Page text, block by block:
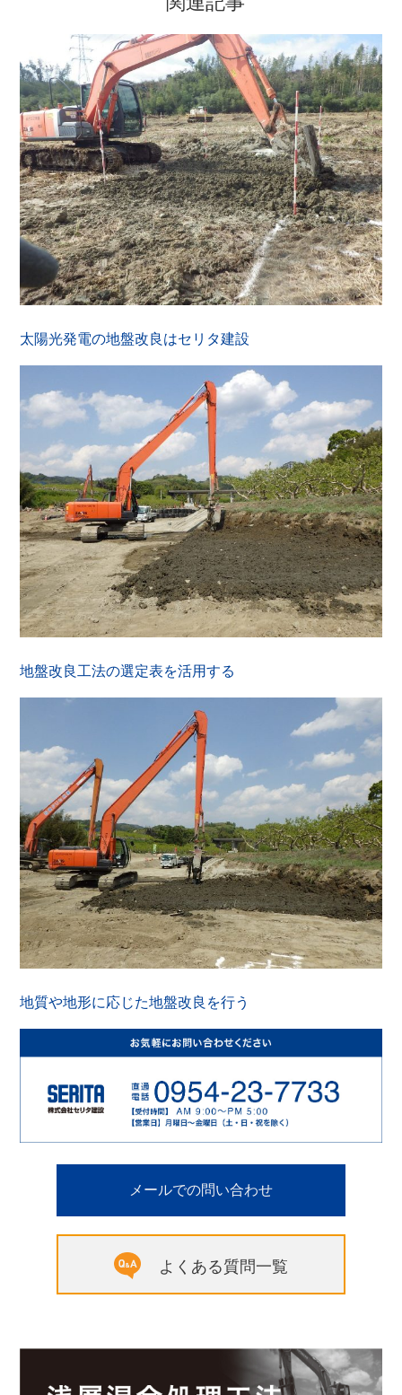
太陽光発電の地盤改良はセリタ建設
地盤改良工法の選定表を活用する
地質や地形に応じた地盤改良を行う
メールでの問い合わせ
よくある質問一覧